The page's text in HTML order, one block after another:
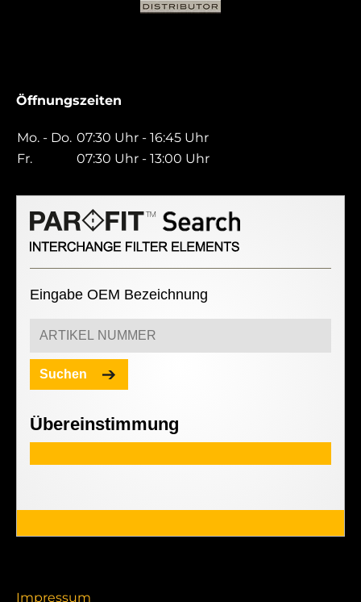
Öffnungszeiten
Mo. - Do. 07:30 Uhr - 16:45 Uhr
Fr.
07:30 Uhr - 13:00 Uhr
Eingabe OEM Bezeichnung
Suchen
Übereinstimmung
Impressum